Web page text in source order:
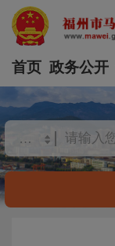
首页 政务公开